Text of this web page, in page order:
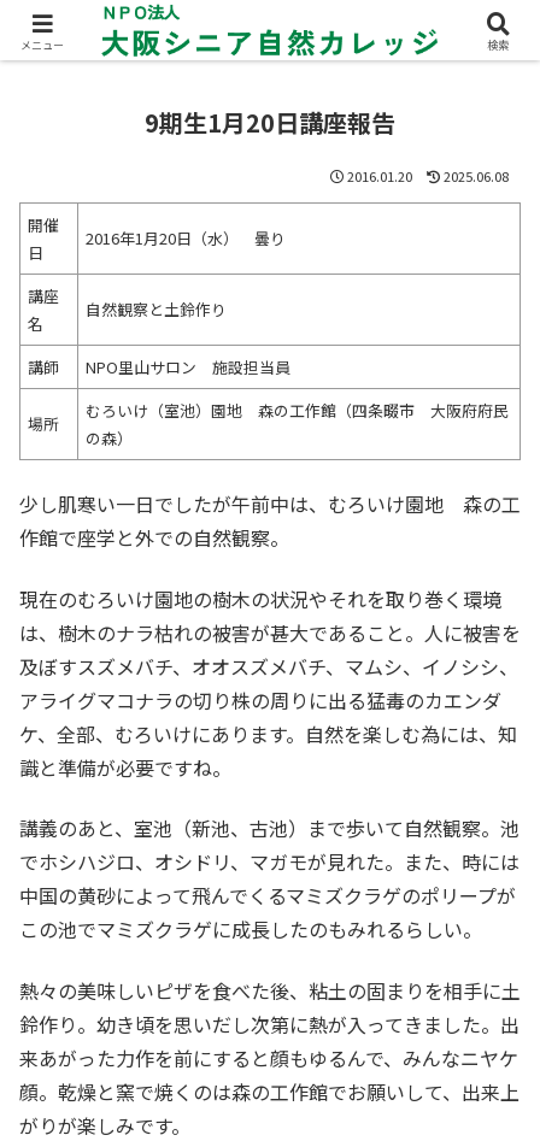
9期生1月20日講座報告
2016.01.20 2025.06.08
開催
日
2016年1月20日（水） 曇り
講座
名
自然観察と土鈴作り
講師 NPO里山サロン 施設担当員
場所
むろいけ（室池）園地 森の工作館（四条畷市 大阪府府民
の森）
少し肌寒い一日でしたが午前中は、むろいけ園地 森の工
作館で座学と外での自然観察。
現在のむろいけ園地の樹木の状況やそれを取り巻く環境
は、樹木のナラ枯れの被害が甚大であること。人に被害を
及ぼすスズメバチ、オオスズメバチ、マムシ、イノシシ、
アライグマコナラの切り株の周りに出る猛毒のカエンダ
ケ、全部、むろいけにあります。自然を楽しむ為には、知
識と準備が必要ですね。
講義のあと、室池（新池、古池）まで歩いて自然観察。池
でホシハジロ、オシドリ、マガモが見れた。また、時には
中国の黄砂によって飛んでくるマミズクラゲのポリープが
この池でマミズクラゲに成長したのもみれるらしい。
熱々の美味しいピザを食べた後、粘土の固まりを相手に土
鈴作り。幼き頃を思いだし次第に熱が入ってきました。出
来あがった力作を前にすると顔もゆるんで、みんなニヤケ
顔。乾燥と窯で焼くのは森の工作館でお願いして、出来上
がりが楽しみです。
メニュー 検索